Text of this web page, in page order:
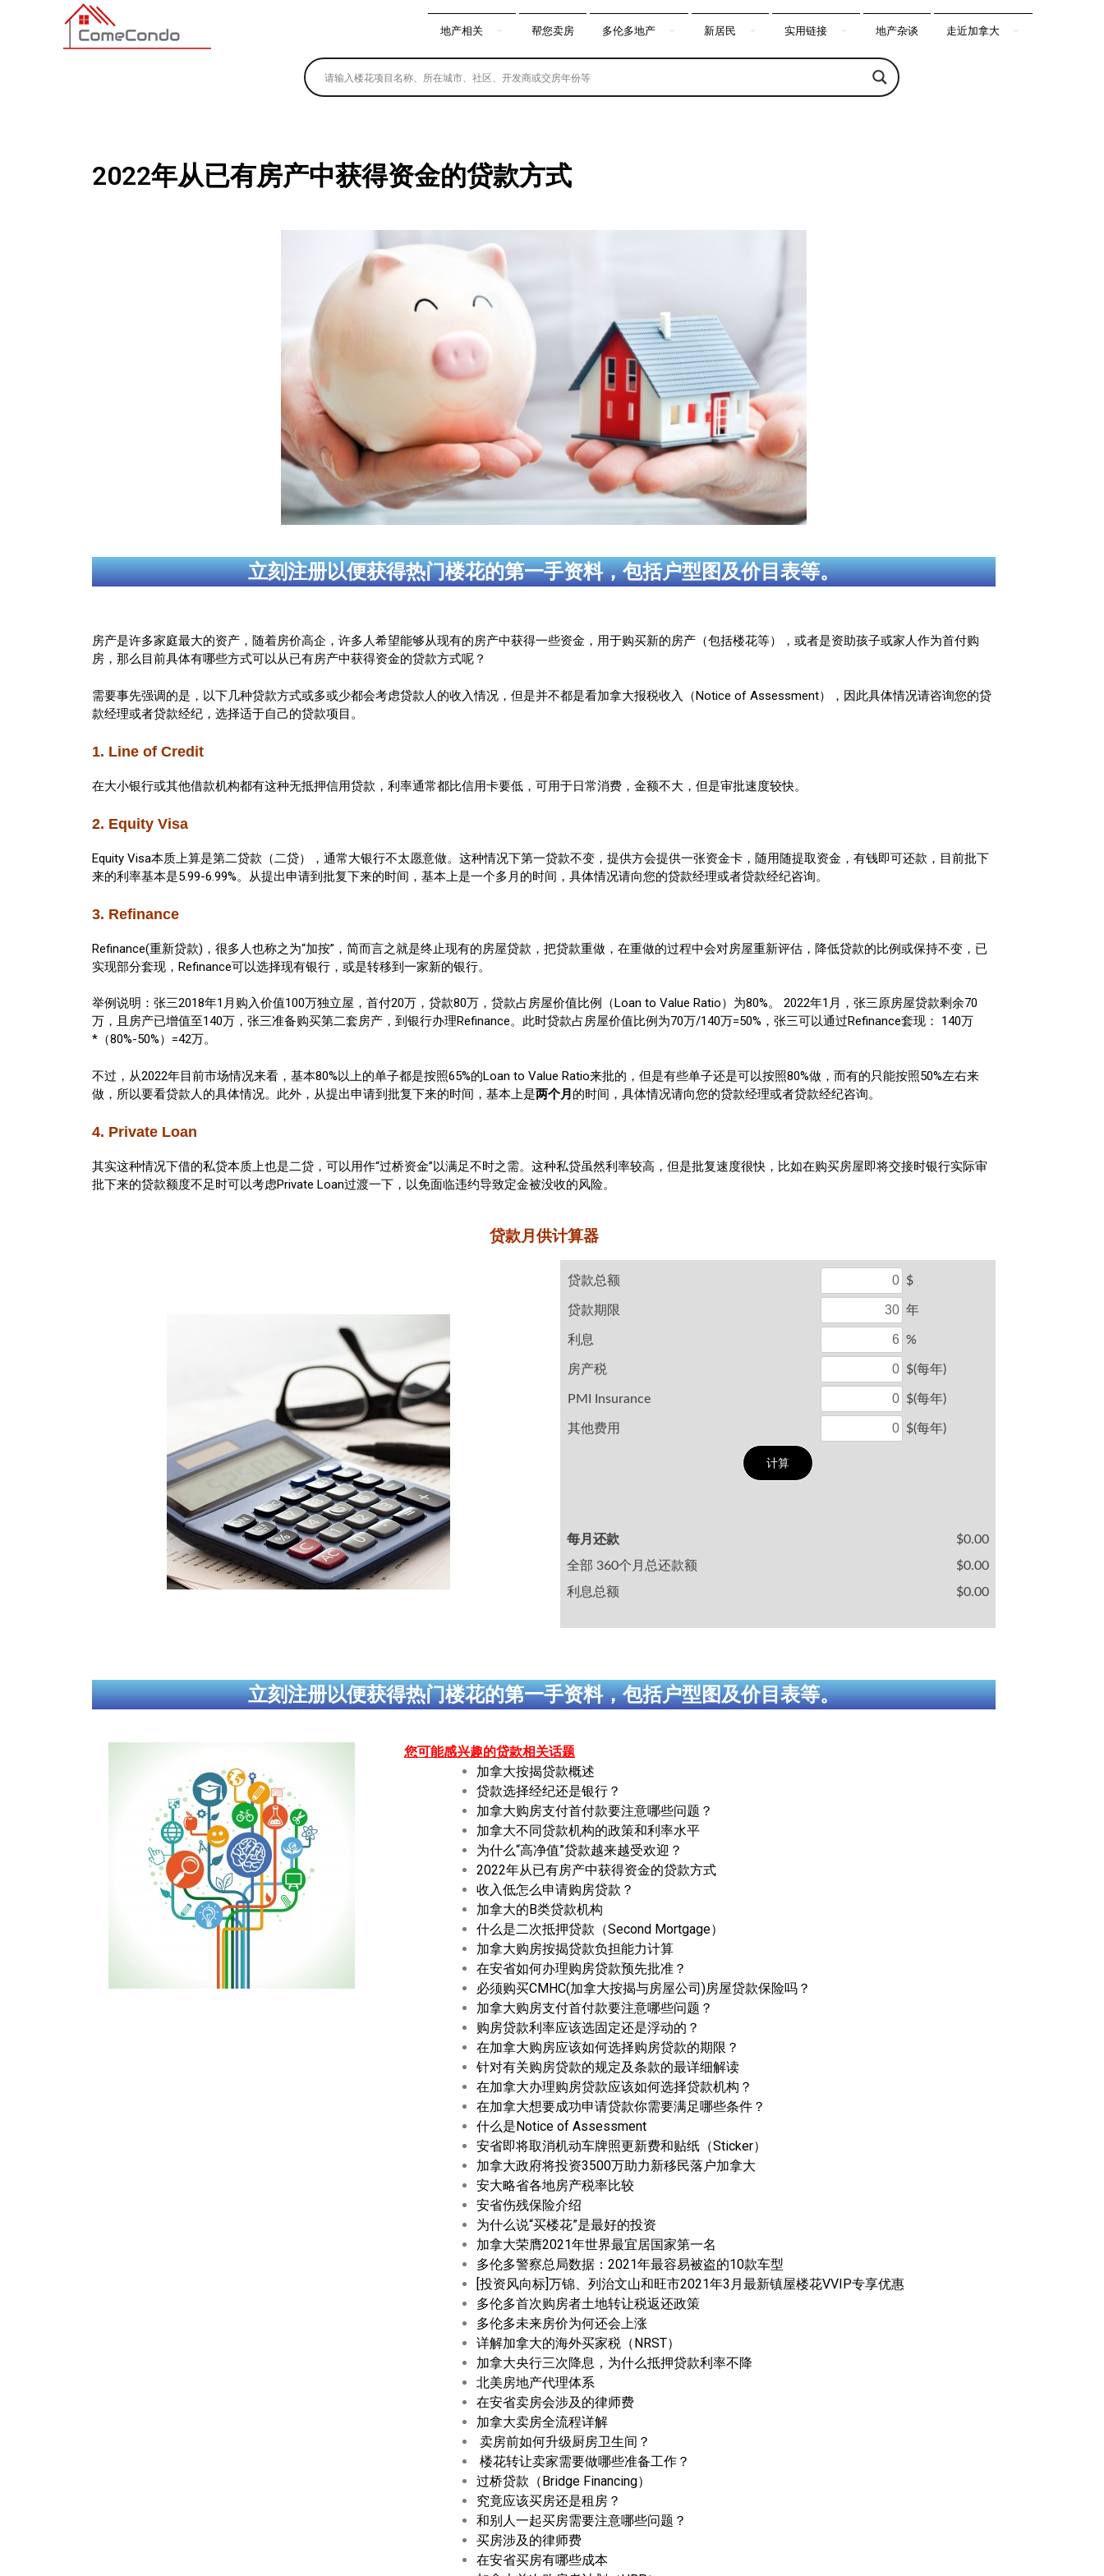
多伦多最新最全的楼花搜索引擎
地产相关 帮您卖房 多伦多地产 新居民 实用链接 地产杂谈 走近加拿大
2022年从已有房产中获得资金的贷款方式
立刻注册以便获得热门楼花的第一手资料，包括户型图及价目表等。
房产是许多家庭最大的资产，随着房价高企，许多人希望能够从现有的房产中获得一些资金，用于购买新的房产（包括楼花等），或者是资助孩子或家人作为首付购
房，那么目前具体有哪些方式可以从已有房产中获得资金的贷款方式呢？
需要事先强调的是，以下几种贷款方式或多或少都会考虑贷款人的收入情况，但是并不都是看加拿大报税收入（Notice of Assessment），因此具体情况请咨询您的贷
款经理或者贷款经纪，选择适于自己的贷款项目。
1. Line of Credit
在大小银行或其他借款机构都有这种无抵押信用贷款，利率通常都比信用卡要低，可用于日常消费，金额不大，但是审批速度较快。
2. Equity Visa
Equity Visa本质上算是第二贷款（二贷），通常大银行不太愿意做。这种情况下第一贷款不变，提供方会提供一张资金卡，随用随提取资金，有钱即可还款，目前批下
来的利率基本是5.99-6.99%。从提出申请到批复下来的时间，基本上是一个多月的时间，具体情况请向您的贷款经理或者贷款经纪咨询。
3. Refinance
Refinance(重新贷款)，很多人也称之为“加按”，简而言之就是终止现有的房屋贷款，把贷款重做，在重做的过程中会对房屋重新评估，降低贷款的比例或保持不变，已
实现部分套现，Refinance可以选择现有银行，或是转移到一家新的银行。
举例说明：张三2018年1月购入价值100万独立屋，首付20万，贷款80万，贷款占房屋价值比例（Loan to Value Ratio）为80%。 2022年1月，张三原房屋贷款剩余70
万，且房产已增值至140万，张三准备购买第二套房产，到银行办理Refinance。此时贷款占房屋价值比例为70万/140万=50%，张三可以通过Refinance套现： 140万
*（80%-50%）=42万。
不过，从2022年目前市场情况来看，基本80%以上的单子都是按照65%的Loan to Value Ratio来批的，但是有些单子还是可以按照80%做，而有的只能按照50%左右来
做，所以要看贷款人的具体情况。此外，从提出申请到批复下来的时间，基本上是两个月 的时间，具体情况请向您的贷款经理或者贷款经纪咨询。
4. Private Loan
其实这种情况下借的私贷本质上也是二贷，可以用作“过桥资金”以满足不时之需。这种私贷虽然利率较高，但是批复速度很快，比如在购买房屋即将交接时银行实际审
批下来的贷款额度不足时可以考虑Private Loan过渡一下，以免面临违约导致定金被没收的风险。
贷款月供计算器
贷款总额 $
贷款期限 年
利息 %
房产税 $(每年)
PMI Insurance $(每年)
其他费用 $(每年)
每月还款
$0.00
全部 360个月总还款额
$0.00
利息总额
$0.00
立刻注册以便获得热门楼花的第一手资料，包括户型图及价目表等。
您可能感兴趣的贷款相关话题
加拿大按揭贷款概述
贷款选择经纪还是银行？
加拿大购房支付首付款要注意哪些问题？
加拿大不同贷款机构的政策和利率水平
为什么“高净值”贷款越来越受欢迎？
2022年从已有房产中获得资金的贷款方式
收入低怎么申请购房贷款？
加拿大的B类贷款机构
什么是二次抵押贷款（Second Mortgage）
加拿大购房按揭贷款负担能力计算
在安省如何办理购房贷款预先批准？
必须购买CMHC(加拿大按揭与房屋公司)房屋贷款保险吗？
加拿大购房支付首付款要注意哪些问题？
购房贷款利率应该选固定还是浮动的？
在加拿大购房应该如何选择购房贷款的期限？
针对有关购房贷款的规定及条款的最详细解读
在加拿大办理购房贷款应该如何选择贷款机构？
在加拿大想要成功申请贷款你需要满足哪些条件？
什么是Notice of Assessment
安省即将取消机动车牌照更新费和贴纸（Sticker）
加拿大政府将投资3500万助力新移民落户加拿大
安大略省各地房产税率比较
安省伤残保险介绍
为什么说“买楼花”是最好的投资
加拿大荣膺2021年世界最宜居国家第一名
多伦多警察总局数据：2021年最容易被盗的10款车型
[投资风向标]万锦、列治文山和旺市2021年3月最新镇屋楼花VVIP专享优惠
多伦多首次购房者土地转让税返还政策
多伦多未来房价为何还会上涨
详解加拿大的海外买家税（NRST）
加拿大央行三次降息，为什么抵押贷款利率不降
北美房地产代理体系
在安省卖房会涉及的律师费
加拿大卖房全流程详解
卖房前如何升级厨房卫生间？
楼花转让卖家需要做哪些准备工作？
过桥贷款（Bridge Financing）
究竟应该买房还是租房？
和别人一起买房需要注意哪些问题？
买房涉及的律师费
在安省买房有哪些成本